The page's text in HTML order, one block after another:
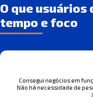
O que
tempo e foco
Consegui negócios em
Não há necessidade de